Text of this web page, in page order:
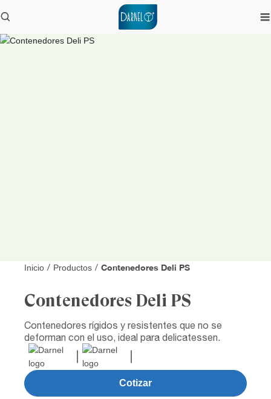
Inicio / Productos / Contenedores Deli PS
Contenedores Deli PS
Contenedores rígidos y resistentes que no se
deforman con el uso, ideal para delicatessen.
Cotizar